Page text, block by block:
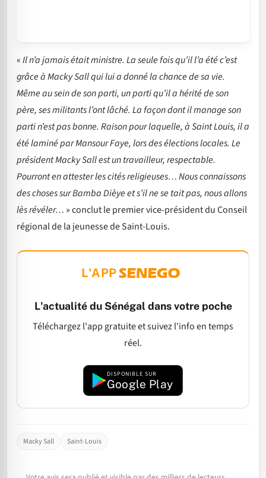
«Il n’a jamais était ministre. La seule fois qu’il l’a été c’est
grâce à Macky Sall qui lui a donné la chance de sa vie.
Même au sein de son parti, un parti qu’il a hérité de son
père, ses militants l’ont lâché. La façon dont il manage son
parti n’est pas bonne. Raison pour laquelle, à Saint Louis, il a
été laminé par Mansour Faye, lors des élections locales. Le
président Macky Sall est un travailleur, respectable.
Pourront en attester les cités religieuses… Nous connaissons
des choses sur Bamba Dièye et s’il ne se tait pas, nous allons
lès révéler… » conclut le premier vice-président du Conseil
régional de la jeunesse de Saint-Louis.
L'APP
L'actualité du Sénégal dans votre poche
Téléchargez l'app gratuite et suivez l'info en temps
réel.
DISPONIBLE SUR
Google Play
Macky Sall Saint-Louis